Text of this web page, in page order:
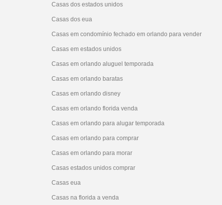
Casas dos estados unidos
Casas dos eua
Casas em condomínio fechado em orlando para vender
Casas em estados unidos
Casas em orlando aluguel temporada
Casas em orlando baratas
Casas em orlando disney
Casas em orlando florida venda
Casas em orlando para alugar temporada
Casas em orlando para comprar
Casas em orlando para morar
Casas estados unidos comprar
Casas eua
Casas na florida a venda